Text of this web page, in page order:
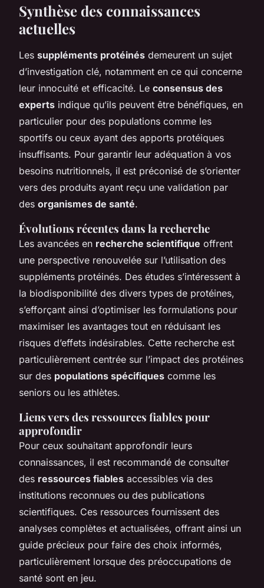
Synthèse des connaissances
actuelles
Les suppléments protéinés demeurent un sujet
d’investigation clé, notamment en ce qui concerne
leur innocuité et efficacité. Le consensus des
experts indique qu’ils peuvent être bénéfiques, en
particulier pour des populations comme les
sportifs ou ceux ayant des apports protéiques
insuffisants. Pour garantir leur adéquation à vos
besoins nutritionnels, il est préconisé de s’orienter
vers des produits ayant reçu une validation par
des organismes de santé.
Évolutions récentes dans la recherche
Les avancées en recherche scientifique offrent
une perspective renouvelée sur l’utilisation des
suppléments protéinés. Des études s’intéressent à
la biodisponibilité des divers types de protéines,
s’efforçant ainsi d’optimiser les formulations pour
maximiser les avantages tout en réduisant les
risques d’effets indésirables. Cette recherche est
particulièrement centrée sur l’impact des protéines
sur des populations spécifiques comme les
seniors ou les athlètes.
Liens vers des ressources fiables pour
approfondir
Pour ceux souhaitant approfondir leurs
connaissances, il est recommandé de consulter
des ressources fiables accessibles via des
institutions reconnues ou des publications
scientifiques. Ces ressources fournissent des
analyses complètes et actualisées, offrant ainsi un
guide précieux pour faire des choix informés,
particulièrement lorsque des préoccupations de
santé sont en jeu.